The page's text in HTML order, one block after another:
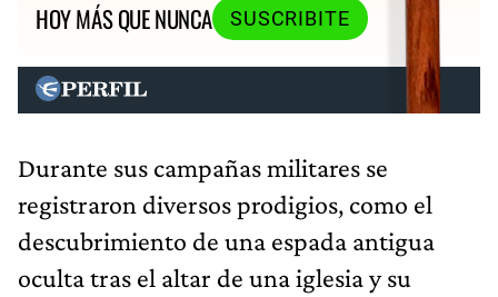
HOY MÁS QUE NUNCA
SUSCRIBITE
Durante sus campañas militares se
registraron diversos prodigios, como el
descubrimiento de una espada antigua
oculta tras el altar de una iglesia y su